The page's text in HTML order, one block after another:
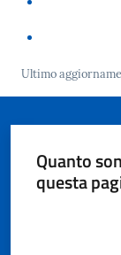
Seguici
Ultimo
Quanto
questa